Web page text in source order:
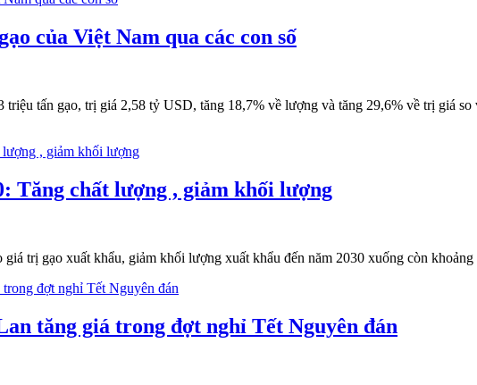
của Việt Nam qua các con số
tấn gạo, trị giá 2,58 tỷ USD, tăng 18,7% về lượng và tăng 29,6% về trị giá
Tăng chất lượng , giảm khối lượng
trị gạo xuất khẩu, giảm khối lượng xuất khẩu đến năm 2030 xuống còn
tăng giá trong đợt nghỉ Tết Nguyên đán